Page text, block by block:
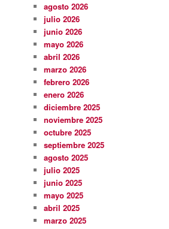
agosto 2026
julio 2026
junio 2026
mayo 2026
abril 2026
marzo 2026
febrero 2026
enero 2026
diciembre 2025
noviembre 2025
octubre 2025
septiembre 2025
agosto 2025
julio 2025
junio 2025
mayo 2025
abril 2025
marzo 2025